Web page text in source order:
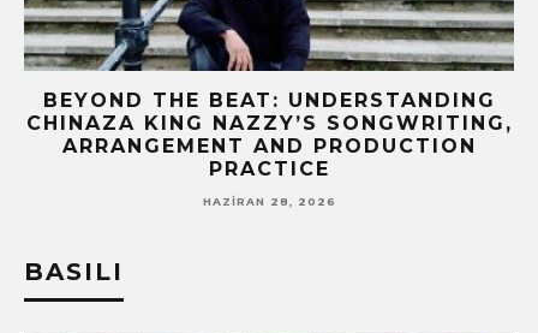
BEYOND THE BEAT: UNDERSTANDING
CHINAZA KING NAZZY’S SONGWRITING,
ARRANGEMENT AND PRODUCTION
PRACTICE
HAZIRAN 28, 2026
BASILI